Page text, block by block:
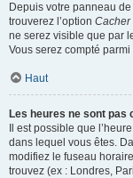
Depuis votre panneau
trouverez l’option Cacher
ne serez visible que par
Vous serez compté
Haut
Les heures ne sont pas
Il est possible que
dans lequel vous êtes.
modifiez le fuseau
trouvez (ex : Londres,